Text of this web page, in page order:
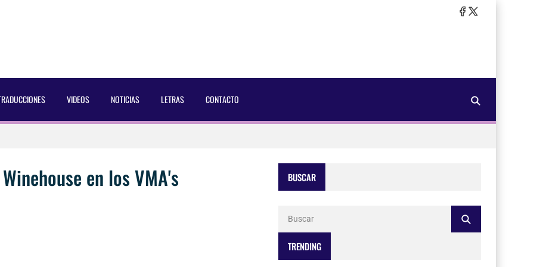
VIDEOS NOTICIAS LETRAS CONTACTO
Magazine [2025]
[2025]
en los VMA's BUSCAR
TRENDING